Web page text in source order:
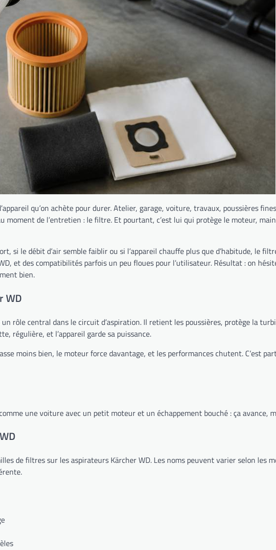
qu’on achète pour durer. Atelier, garage, voiture, travaux, poussières
moment de l’entretien : le filtre. Et pourtant, c’est lui qui protège le moteur,
si le débit d’air semble faiblir ou si l’appareil chauffe plus que d’habitude, le
et des compatibilités parfois un peu floues pour l’utilisateur. Résultat : on
bien.
WD
rôle central dans le circuit d’aspiration. Il retient les poussières, protège la
régulière, et l’appareil garde sa puissance.
moins bien, le moteur force davantage, et les performances chutent. C’est
une voiture avec un petit moteur et un échappement bouché : ça avance,
de filtres sur les aspirateurs Kärcher WD. Les noms peuvent varier selon les